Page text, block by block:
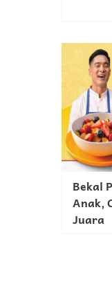
Bekal
Anak,
Juara